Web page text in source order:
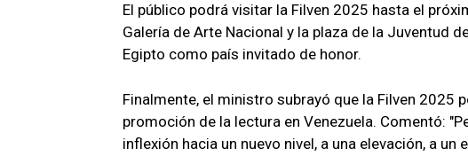
El público podrá visitar la Filven 2025 hasta el
Galería de Arte Nacional y la plaza de la Juventud
Egipto como país invitado de honor.
Finalmente, el ministro subrayó que la Filven 2025
promoción de la lectura en Venezuela. Comentó:
inflexión hacia un nuevo nivel, a una elevación, a